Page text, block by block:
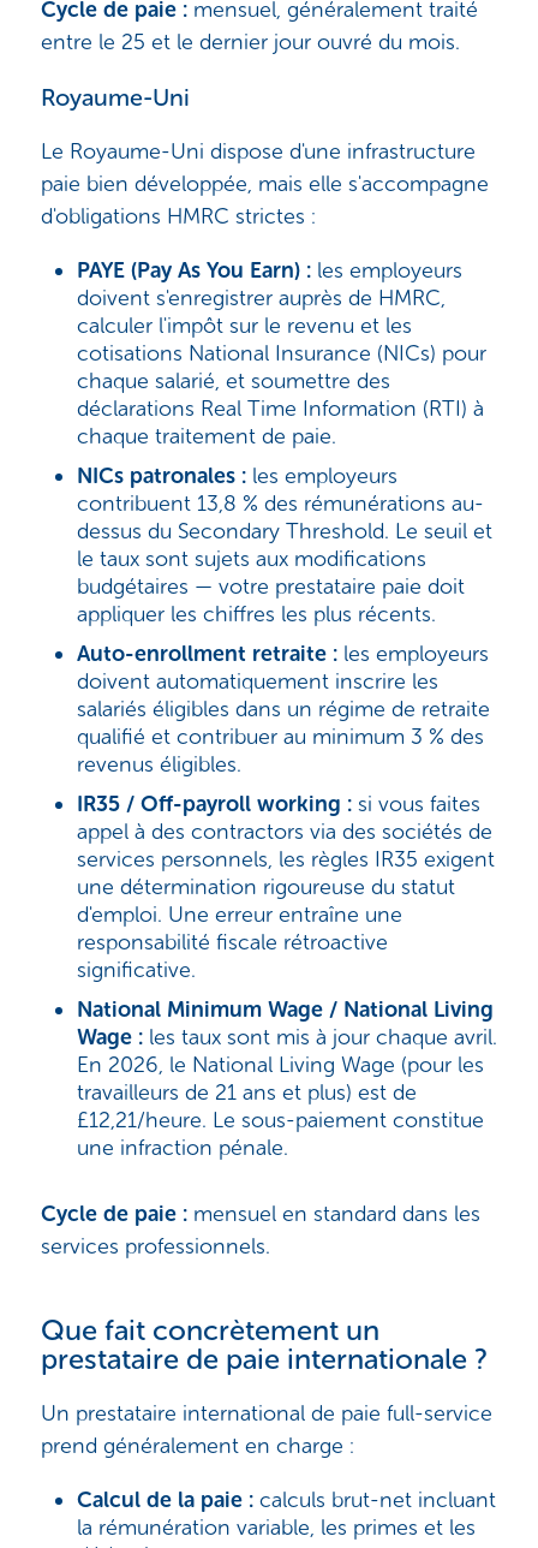
Cycle de paie :mensuel, généralement traité
entre le 25 et le dernier jour ouvré du mois.
Royaume-Uni
Le Royaume-Uni dispose d'une infrastructure
paie bien développée, mais elle s'accompagne
d'obligations HMRC strictes :
PAYE (Pay As You Earn) :les employeurs
doivent s'enregistrer auprès de HMRC,
calculer l'impôt sur le revenu et les
cotisations National Insurance (NICs) pour
chaque salarié, et soumettre des
déclarations Real Time Information (RTI) à
chaque traitement de paie.
NICs patronales :les employeurs
contribuent 13,8 % des rémunérations au-
dessus du Secondary Threshold. Le seuil et
le taux sont sujets aux modifications
budgétaires — votre prestataire paie doit
appliquer les chiffres les plus récents.
Auto-enrollment retraite :les employeurs
doivent automatiquement inscrire les
salariés éligibles dans un régime de retraite
qualifié et contribuer au minimum 3 % des
revenus éligibles.
IR35 / Off-payroll working :si vous faites
appel à des contractors via des sociétés de
services personnels, les règles IR35 exigent
une détermination rigoureuse du statut
d'emploi. Une erreur entraîne une
responsabilité fiscale rétroactive
significative.
National Minimum Wage / National Living
Wage :les taux sont mis à jour chaque avril.
En 2026, le National Living Wage (pour les
travailleurs de 21 ans et plus) est de
£12,21/heure. Le sous-paiement constitue
une infraction pénale.
Cycle de paie :mensuel en standard dans les
services professionnels.
Que fait concrètement un
prestataire de paie internationale ?
Un prestataire international de paie full-service
prend généralement en charge :
Calcul de la paie :calculs brut-net incluant
la rémunération variable, les primes et les